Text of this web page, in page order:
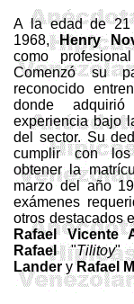
A la edad de 21
1968,Henry
como
Comenzó su
reconocido
donde
experiencia bajo
del sector. Su
cumplir con los
obtener la
marzo del año
exámenes
otros destacados
Rafael Vicente
Rafael"Tilitoy
Lander yRafael